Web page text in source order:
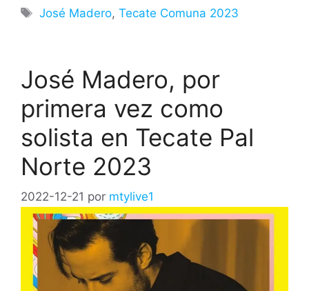
Etiquetas
José Madero,Tecate Comuna 2023
José Madero, por
primera vez como
solista en Tecate Pal
Norte 2023
2022-12-21 por mtylive1